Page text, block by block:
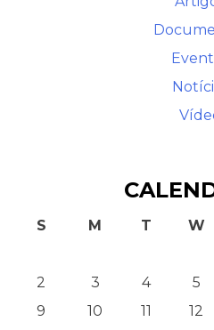
S M T W
2
3 4 5
9
10 11 12